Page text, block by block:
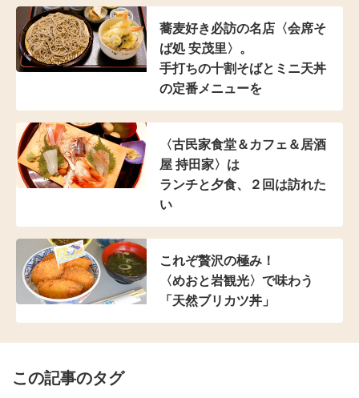
蕎麦好き必訪の名店 〈会席そ
ば処 安茂里〉。
手打ちの十割そばと ミニ天丼
の定番メニューを
〈古民家食堂＆カフェ ＆居酒
屋 持田家〉は
ランチと夕食、２回は訪れた
い
これぞ贅沢の極み！
〈めおと岩観光〉で味わう
「天然ブリカツ丼」
この記事のタグ